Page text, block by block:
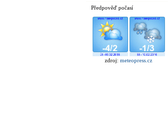
Předpověď počasí
zdroj: meteopress.cz